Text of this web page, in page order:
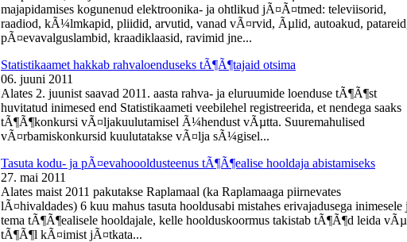
majapidamises kogunenud elektroonika- ja ohtlikud jÃ¤Ã¤tmed: televiisorid,
raadiod, kÃ¼lmkapid, pliidid, arvutid, vanad vÃ¤rvid, Ãµlid, autoakud,
pÃ¤evavalguslambid, kraadiklaasid, ravimid jne...
Statistikaamet hakkab rahvaloenduseks tÃ¶Ã¶tajaid otsima
06. juuni 2011
Alates 2. juunist saavad 2011. aasta rahva- ja eluruumide loenduse tÃ¶Ã¶st
huvitatud inimesed end Statistikaameti veebilehel registreerida, et nendega saaks
tÃ¶Ã¶konkursi vÃ¤ljakuulutamisel Ã¼hendust vÃµtta. Suuremahulised
vÃ¤rbamiskonkursid kuulutatakse vÃ¤lja sÃ¼gisel...
Tasuta kodu- ja pÃ¤evahoooldusteenus tÃ¶Ã¶ealise hooldaja abistamiseks
27. mai 2011
Alates maist 2011 pakutakse Raplamaal (ka Raplamaaga piirnevates
lÃ¤hivaldades) 6 kuu mahus tasuta hooldusabi mistahes erivajadusega inimesele
tema tÃ¶Ã¶ealisele hooldajale, kelle hoolduskoormus takistab tÃ¶Ã¶d leida
tÃ¶Ã¶l kÃ¤imist jÃ¤tkata...